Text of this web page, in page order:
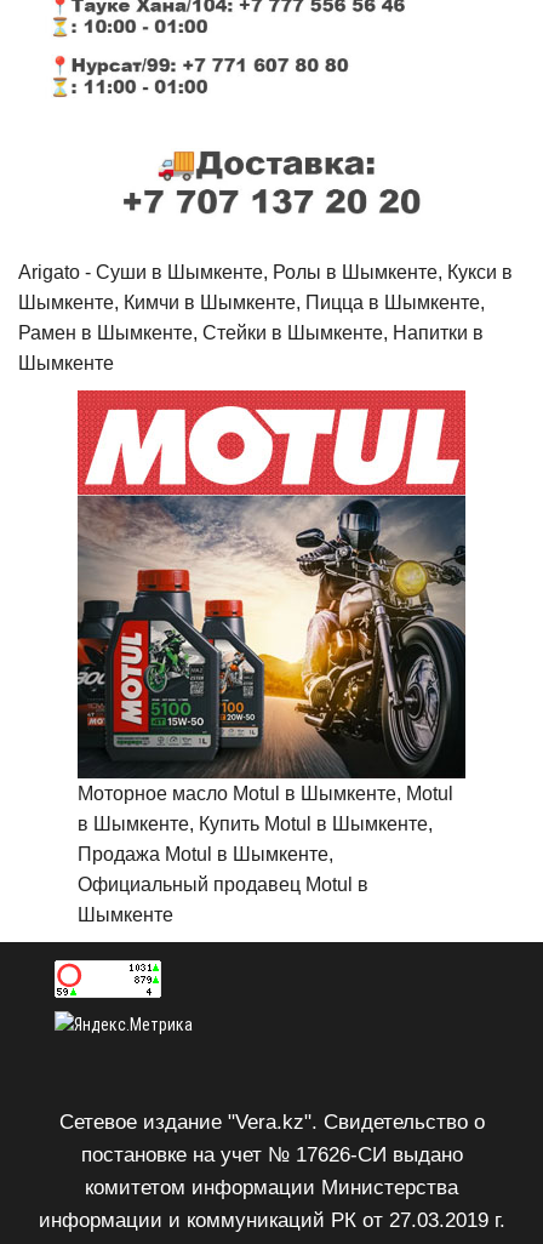
Arigato - Cуши в Шымкенте, Ролы в Шымкенте, Кукси в
Шымкенте, Кимчи в Шымкенте, Пицца в Шымкенте,
Рамен в Шымкенте, Стейки в Шымкенте, Напитки в
Шымкенте
Моторное масло Motul в Шымкенте, Motul
в Шымкенте, Купить Motul в Шымкенте,
Продажа Motul в Шымкенте,
Официальный продавец Motul в
Шымкенте
Сетевое издание "Vera.kz". Свидетельство о
постановке на учет № 17626-СИ выдано
комитетом информации Министерства
информации и коммуникаций РК от 27.03.2019 г.